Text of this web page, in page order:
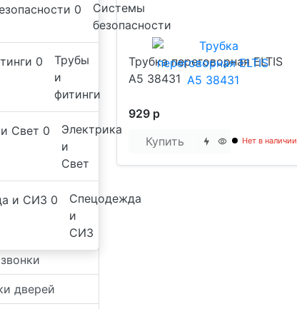
Системы
безопасности
Трубы
и
фитинги
Электрика
и
Свет
Спецодежда
и
СИЗ
карты
дверей
Трубка переговорная ELTIS
A5 38431
929 р
Купить
Нет в наличии